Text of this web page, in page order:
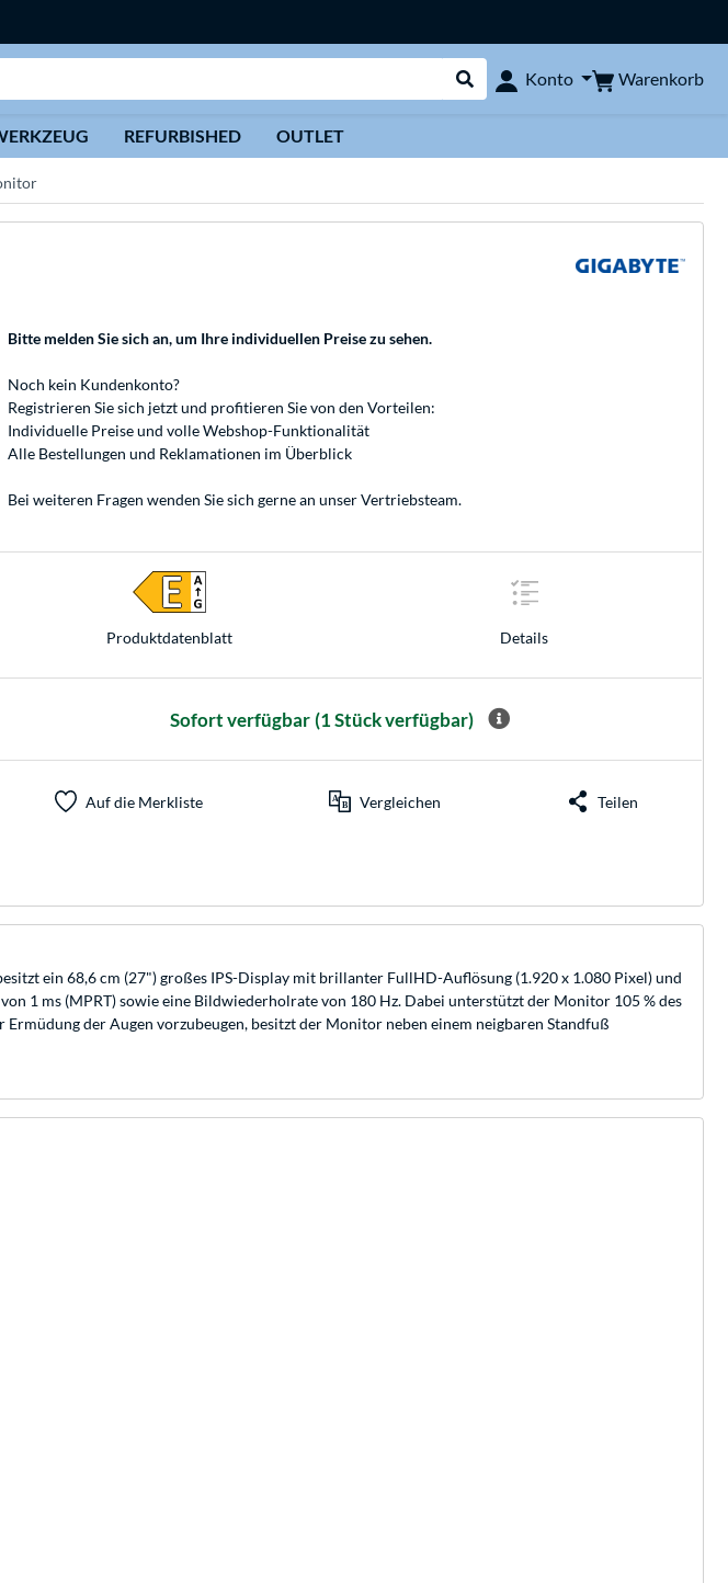
Suche durchführen
Konto Warenkorb
REFURBISHED OUTLET
Bitte melden Sie sich an, um Ihre individuellen Preise zu sehen.
Noch kein Kundenkonto?
Registrieren Sie sich jetzt und profitieren Sie von den Vorteilen:
Individuelle Preise und volle Webshop-Funktionalität
Alle Bestellungen und Reklamationen im Überblick
Bei weiteren Fragen wenden Sie sich gerne an unserVertriebsteam.
Produkt­datenblatt Details
Sofort verfügbar (1 Stück verfügbar)
Auf die Merkliste Vergleichen Teilen
ein 68,6 cm (27") großes IPS-Display mit brillanter FullHD-Auflösung (1.920 x 1.080 Pixel) und
1 ms (MPRT) sowie eine Bildwiederholrate von 180 Hz. Dabei unterstützt der Monitor 105 % des
der Augen vorzubeugen, besitzt der Monitor neben einem neigbaren Standfuß